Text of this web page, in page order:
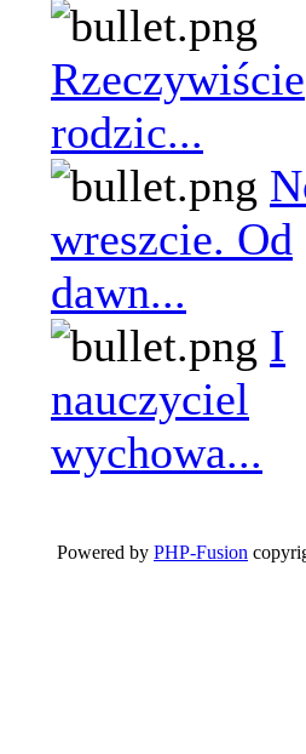
Rzeczywiście
rodzic...
wreszcie. Od
dawn...
I
nauczyciel
wychowa...
Powered by PHP-Fusion